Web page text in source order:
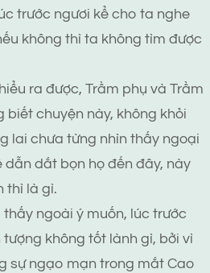
trước ngươi kể cho ta nghe
không thì ta không tìm được
ra được, Trầm phụ và Trầm
biết chuyện này, không khỏi
lai chưa từng nhìn thấy ngoại
dắt bọn họ đến đây, này
thì là gì.
ngoài ý muốn, lúc trước
không tốt lành gì, bởi vì
sự ngạo mạn trong mắt Cao